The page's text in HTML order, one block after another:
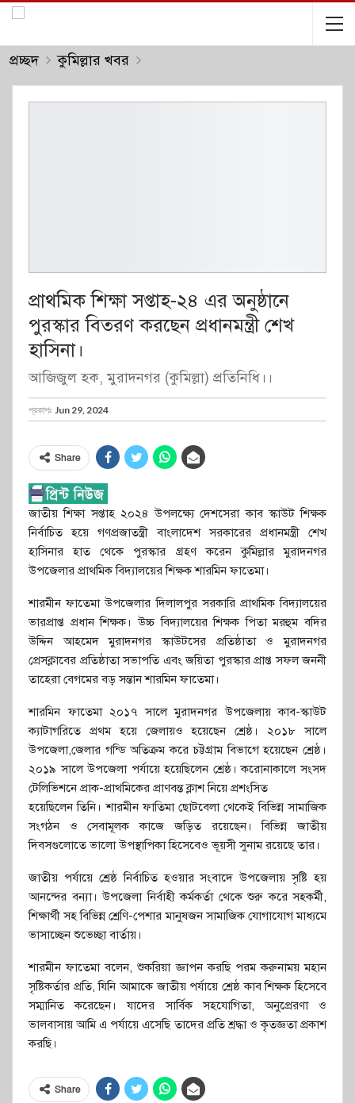
প্রচ্ছদ কুমিল্লার খবর
প্রাথমিক শিক্ষা সপ্তাহ-২৪ এর অনুষ্ঠানে
পুরস্কার বিতরণ করছেন প্রধানমন্ত্রী শেখ
হাসিনা।
আজিজুল হক, মুরাদনগর (কুমিল্লা) প্রতিনিধি।।
প্রকাশঃ Jun 29, 2024
Share
জাতীয় শিক্ষা সপ্তাহ ২০২৪ উপলক্ষ্যে দেশসেরা কাব স্কাউট শিক্ষক
নির্বাচিত হয়ে গণপ্রজাতন্ত্রী বাংলাদেশ সরকারের প্রধানমন্ত্রী শেখ
হাসিনার হাত থেকে পুরস্কার গ্রহণ করেন কুমিল্লার মুরাদনগর
উপজেলার প্রাথমিক বিদ্যালয়ের শিক্ষক শারমিন ফাতেমা।
শারমীন ফাতেমা উপজেলার দিলালপুর সরকারি প্রাথমিক বিদ্যালয়ের
ভারপ্রাপ্ত প্রধান শিক্ষক। উচ্চ বিদ্যালয়ের শিক্ষক পিতা মরহুম বদির
উদ্দিন আহমেদ মুরাদনগর স্কাউটসের প্রতিষ্ঠাতা ও মুরাদনগর
প্রেসক্লাবের প্রতিষ্ঠাতা সভাপতি এবং জয়িতা পুরস্কার প্রাপ্ত সফল জননী
তাহেরা বেগমের বড় সন্তান শারমিন ফাতেমা।
শারমিন ফাতেমা ২০১৭ সালে মুরাদনগর উপজেলায় কাব-স্কাউট
ক্যাটাগরিতে প্রথম হয়ে জেলায়ও হয়েছেন শ্রেষ্ঠ। ২০১৮ সালে
উপজেলা,জেলার গন্ডি অতিক্রম করে চট্টগ্রাম বিভাগে হয়েছেন শ্রেষ্ঠ।
২০১৯ সালে উপজেলা পর্যায়ে হয়েছিলেন শ্রেষ্ঠ। করোনাকালে সংসদ
টেলিভিশনে প্রাক-প্রাথমিকের প্রাণবন্ত ক্লাশ নিয়ে প্রশংসিত
হয়েছিলেন তিনি। শারমীন ফাতিমা ছোটবেলা থেকেই বিভিন্ন সামাজিক
সংগঠন ও সেবামূলক কাজে জড়িত রয়েছেন। বিভিন্ন জাতীয়
দিবসগুলোতে ভালো উপস্থাপিকা হিসেবেও ভূয়সী সুনাম রয়েছে তার।
জাতীয় পর্যায়ে শ্রেষ্ঠ নির্বাচিত হওয়ার সংবাদে উপজেলায় সৃষ্টি হয়
আনন্দের বন্যা। উপজেলা নির্বাহী কর্মকর্তা থেকে শুরু করে সহকর্মী,
শিক্ষার্থী সহ বিভিন্ন শ্রেণি-পেশার মানুষজন সামাজিক যোগাযোগ মাধ্যমে
ভাসাচ্ছেন শুভেচ্ছা বার্তায়।
শারমীন ফাতেমা বলেন, শুকরিয়া জ্ঞাপন করছি পরম করুনাময় মহান
সৃষ্টিকর্তার প্রতি, যিনি আমাকে জাতীয় পর্যায়ে শ্রেষ্ঠ কাব শিক্ষক হিসেবে
সম্মানিত করেছেন। যাদের সার্বিক সহযোগিতা, অনুপ্রেরণা ও
ভালবাসায় আমি এ পর্যায়ে এসেছি তাদের প্রতি শ্রদ্ধা ও কৃতজ্ঞতা প্রকাশ
করছি।
Share